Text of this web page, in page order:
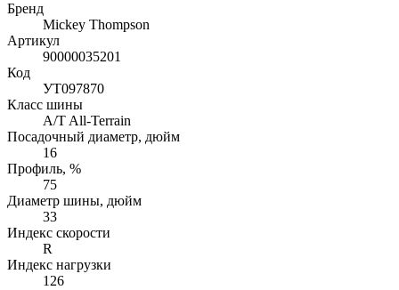
Бренд
Mickey Thompson
Артикул
90000035201
Код
УТ097870
Класс шины
A/T All-Terrain
Посадочный диаметр, дюйм
16
Профиль, %
75
Диаметр шины, дюйм
33
Индекс скорости
R
Индекс нагрузки
126